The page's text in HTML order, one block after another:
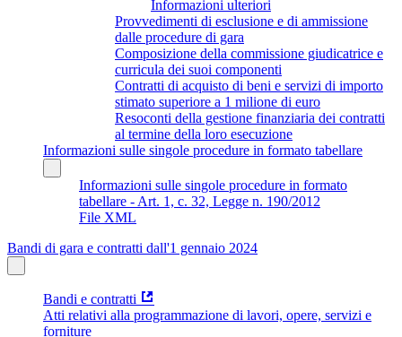
Informazioni ulteriori
Provvedimenti di esclusione e di ammissione
dalle procedure di gara
Composizione della commissione giudicatrice e
curricula dei suoi componenti
Contratti di acquisto di beni e servizi di importo
stimato superiore a 1 milione di euro
Resoconti della gestione finanziaria dei contratti
al termine della loro esecuzione
Informazioni sulle singole procedure in formato tabellare
Informazioni sulle singole procedure in formato
tabellare - Art. 1, c. 32, Legge n. 190/2012
File XML
Bandi di gara e contratti dall'1 gennaio 2024
Bandi e contratti
Atti relativi alla programmazione di lavori, opere, servizi e
forniture